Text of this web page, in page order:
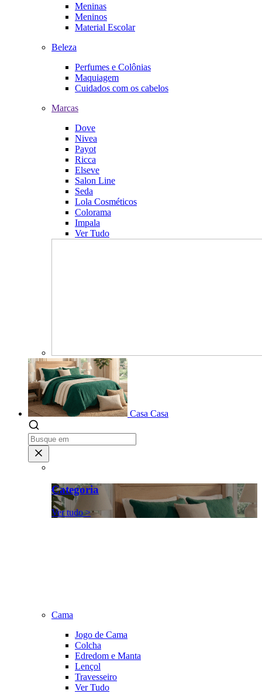
Meninas
Meninos
Material Escolar
Beleza
Perfumes e Colônias
Maquiagem
Cuidados com os cabelos
Marcas
Dove
Nivea
Payot
Ricca
Elseve
Salon Line
Seda
Lola Cosméticos
Colorama
Impala
Ver Tudo
Casa Casa
Categoria
Ver tudo >
Cama
Jogo de Cama
Colcha
Edredom e Manta
Lençol
Travesseiro
Ver Tudo